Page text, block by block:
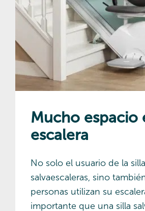
Mucho espacio
escalera
No solo el usuario de la silla
salvaescaleras, sino
personas utilizan su
importante que una silla